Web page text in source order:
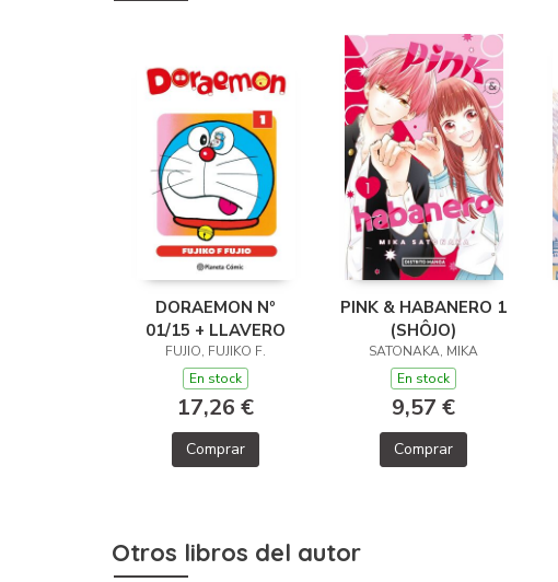
DORAEMON Nº
01/15 + LLAVERO
FUJIO, FUJIKO F.
En stock
17,26 €
Comprar
PINK & HABANERO 1
(SHÔJO)
SATONAKA, MIKA
En stock
9,57 €
Comprar
Otros libros del autor